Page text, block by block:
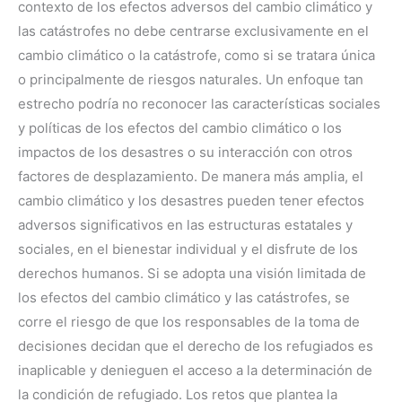
contexto de los efectos adversos del cambio climático y
las catástrofes no debe centrarse exclusivamente en el
cambio climático o la catástrofe, como si se tratara única
o principalmente de riesgos naturales. Un enfoque tan
estrecho podría no reconocer las características sociales
y políticas de los efectos del cambio climático o los
impactos de los desastres o su interacción con otros
factores de desplazamiento. De manera más amplia, el
cambio climático y los desastres pueden tener efectos
adversos significativos en las estructuras estatales y
sociales, en el bienestar individual y el disfrute de los
derechos humanos. Si se adopta una visión limitada de
los efectos del cambio climático y las catástrofes, se
corre el riesgo de que los responsables de la toma de
decisiones decidan que el derecho de los refugiados es
inaplicable y denieguen el acceso a la determinación de
la condición de refugiado. Los retos que plantea la